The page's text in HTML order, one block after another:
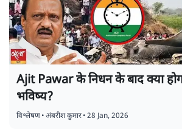
Ajit Pawar के निधन के बाद क्या
भविष्य?
विश्लेषण•अंबरीश कुमार•28 Jan, 2026